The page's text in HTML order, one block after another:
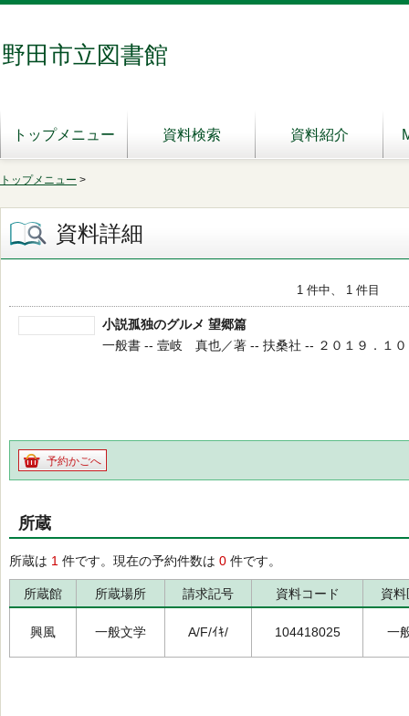
野田市立図書館
トップメニュー 資料検索 資料紹介
トップメニュー >
資料詳細
1 件中、 1 件目
小説孤独のグルメ 望郷篇
一般書 -- 壹岐 真也／著 -- 扶桑社 -- ２０１９．１
予約かごへ
所蔵
所蔵は 1 件です。現在の予約件数は 0 件です。
所蔵館 所蔵場所 請求記号 資料コード 資
興風 一般文学 A/F/ｲｷ/ 104418025 一